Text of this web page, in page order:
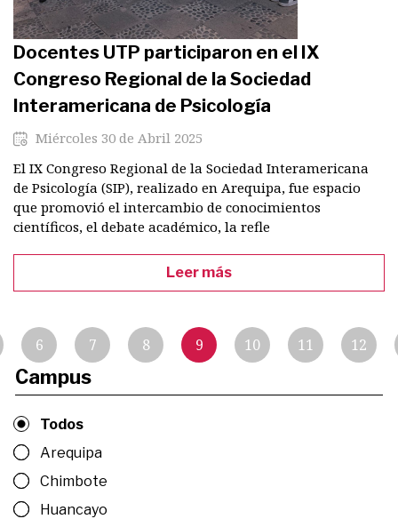
Docentes UTP participaron en el IX
Congreso Regional de la Sociedad
Interamericana de Psicología
Miércoles 30 de Abril 2025
El IX Congreso Regional de la Sociedad Interamericana
de Psicología (SIP), realizado en Arequipa, fue espacio
que promovió el intercambio de conocimientos
científicos, el debate académico, la refle
Leer más
Paginación
6 7 8 9 10 11 12
Campus
Todos
Arequipa
Chimbote
Huancayo